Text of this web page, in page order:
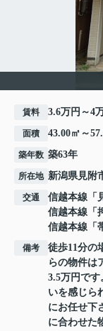
賃料 3.6万円～4
面積 43.00㎡～
築年数 築63年
所在地 新潟県見附
交通 信越本線 「
信越本線 「
信越本線 「
備考
徒歩11分の
らの物件は
3.5万円で
いを感じら
にお任せ下
に合わせた